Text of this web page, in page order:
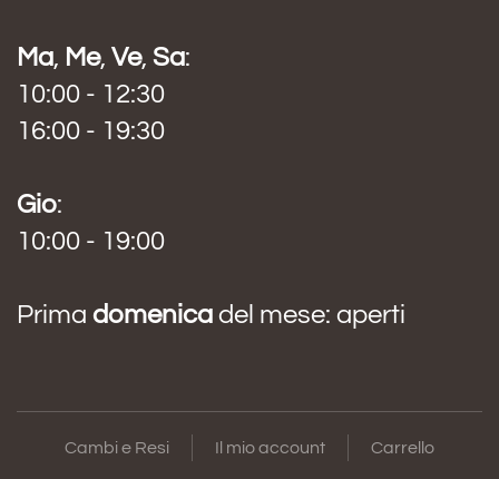
Ma, Me, Ve, Sa:
10:00 - 12:30
16:00 - 19:30
Gio:
10:00 - 19:00
Prima domenica del mese: aperti
Cambi e Resi Il mio account Carrello